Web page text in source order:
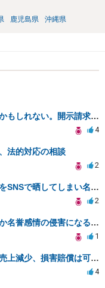
鹿児島県 沖縄県
誹謗中傷に当たる内容を投稿したかもしれない。開示請求や民事刑事裁判に発展しうるのか教えて欲しい。
4
法的対応の相談
2
当方の腹いせで相手方の個人情報をSNSで晒してしまい名誉毀損させてしまったかもしれない
2
知的障害者と言う文言が名誉毀損か名誉感情の侵害になるか教えてほしい。
1
ネットでの誹謗中傷によるコミケ売上減少、損害賠償は可能か？
4